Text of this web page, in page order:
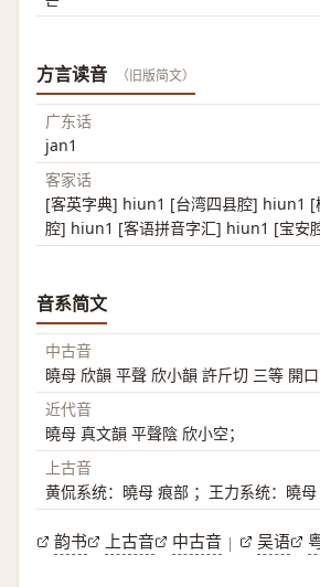
方言读音 （旧版简文）
广东话
jan1
客家话
[客英字典] hiun1 [台湾四县腔] hiun1
腔] hiun1 [客语拼音字汇] hiun1 [宝安
音系简文
中古音
曉母 欣韻 平聲 欣小韻 許斤切 三等 開口
近代音
曉母 真文韻 平聲陰 欣小空；
上古音
黄侃系统：曉母 痕部 ；王力系统：曉母
韵书 上古音 中古音 | 吴语